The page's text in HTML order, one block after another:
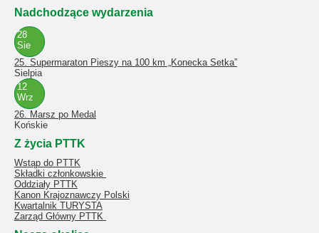
Nadchodzące wydarzenia
28
Sie
25. Supermaraton Pieszy na 100 km „Konecka Setka”
Sielpia
12
Wrz
26. Marsz po Medal
Końskie
Z życia PTTK
Wstąp do PTTK
Składki członkowskie
Oddziały PTTK
Kanon Krajoznawczy Polski
Kwartalnik TURYSTA
Zarząd Główny PTTK